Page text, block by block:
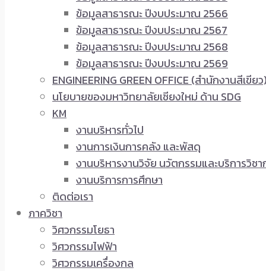
ข้อมูลสาธารณะ ปีงบประมาณ 2566
ข้อมูลสาธารณะ ปีงบประมาณ 2567
ข้อมูลสาธารณะ ปีงบประมาณ 2568
ข้อมูลสาธารณะ ปีงบประมาณ 2569
ENGINEERING GREEN OFFICE (สำนักงานสีเขีย
นโยบายของมหาวิทยาลัยเชียงใหม่ ด้าน SDG
KM
งานบริหารทั่วไป
งานการเงินการคลัง และพัสดุ
งานบริหารงานวิจัย นวัตกรรมและบริการวิชา
งานบริการการศึกษา
ติดต่อเรา
ภาควิชา
วิศวกรรมโยธา
วิศวกรรมไฟฟ้า
วิศวกรรมเครื่องกล